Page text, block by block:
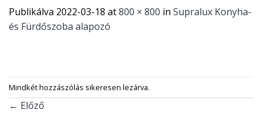
Publikálva 2022-03-18 at800 × 800 in Supralux Konyha-
és Fürdőszoba alapozó
Mindkét hozzászólás sikeresen lezárva.
← Előző